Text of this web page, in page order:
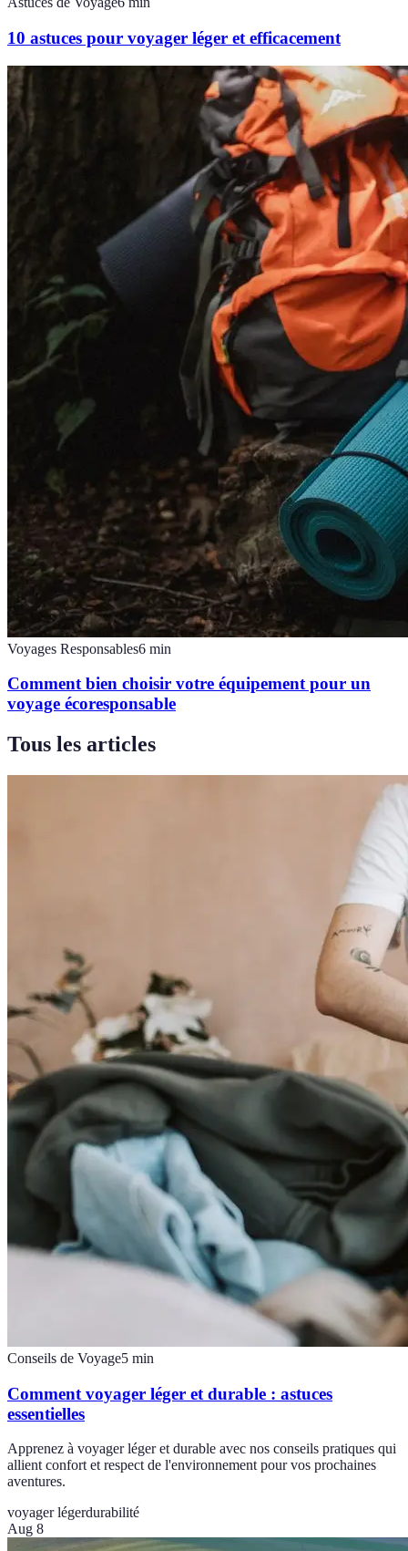
10 astuces pour voyager léger et efficacement
Voyages Responsables6 min
Comment bien choisir votre équipement pour un
voyage écoresponsable
Tous les articles
Conseils de Voyage5 min
Comment voyager léger et durable : astuces
essentielles
Apprenez à voyager léger et durable avec nos conseils pratiques qui
allient confort et respect de l'environnement pour vos prochaines
aventures.
voyager légerdurabilité
Aug 8